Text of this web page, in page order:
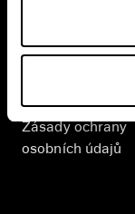
Zásady ochrany
osobních údajů